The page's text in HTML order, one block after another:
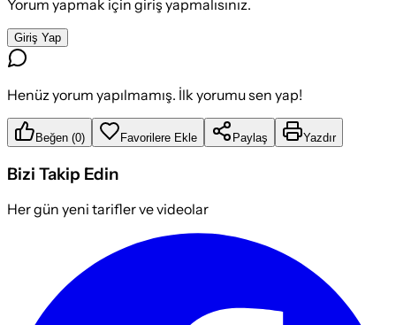
Yorum yapmak için giriş yapmalısınız.
Giriş Yap
Henüz yorum yapılmamış. İlk yorumu sen yap!
Beğen (0) Favorilere Ekle Paylaş Yazdır
Bizi Takip Edin
Her gün yeni tarifler ve videolar